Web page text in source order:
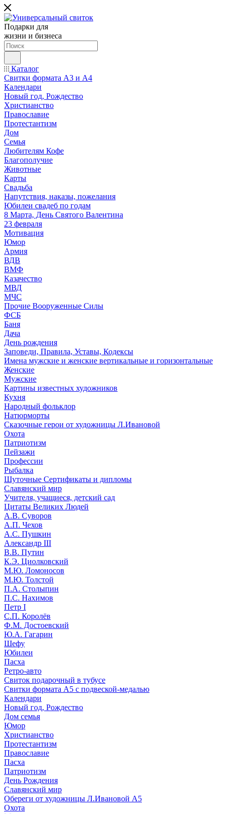
Подарки для
жизни и бизнеса
Каталог
Свитки формата А3 и А4
Календари
Новый год, Рождество
Христианство
Православие
Протестантизм
Дом
Семья
Любителям Кофе
Благополучие
Животные
Карты
Свадьба
Напутствия, наказы, пожелания
Юбилеи свадеб по годам
8 Марта, День Святого Валентина
23 февраля
Мотивация
Юмор
Армия
ВДВ
ВМФ
Казачество
МВД
МЧС
Прочие Вооруженные Силы
ФСБ
Баня
Дача
День рождения
Заповеди, Правила, Уставы, Кодексы
Имена мужские и женские вертикальные и горизонтальные
Женские
Мужские
Картины известных художников
Кухня
Народный фольклор
Натюрморты
Сказочные герои от художницы Л.Ивановой
Охота
Патриотизм
Пейзажи
Профессии
Рыбалка
Шуточные Сертификаты и дипломы
Славянский мир
Учителя, учащиеся, детский сад
Цитаты Великих Людей
А.В. Суворов
А.П. Чехов
А.С. Пушкин
Александр III
В.В. Путин
К.Э. Циолковский
М.Ю. Ломоносов
М.Ю. Толстой
П.А. Столыпин
П.С. Нахимов
Петр I
С.П. Королёв
Ф.М. Достоевский
Ю.А. Гагарин
Шефу
Юбилеи
Пасха
Ретро-авто
Свиток подарочный в тубусе
Свитки формата А5 с подвеской-медалью
Календари
Новый год, Рождество
Дом семья
Юмор
Христианство
Протестантизм
Православие
Пасха
Патриотизм
День Рождения
Славянский мир
Обереги от художницы Л.Ивановой А5
Охота